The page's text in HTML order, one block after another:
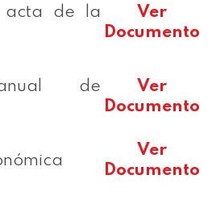
acta de la
Ver
Documento
de
Ver
Documento
Ver
Documento